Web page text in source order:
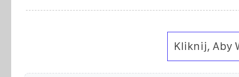
Kliknij, Aby